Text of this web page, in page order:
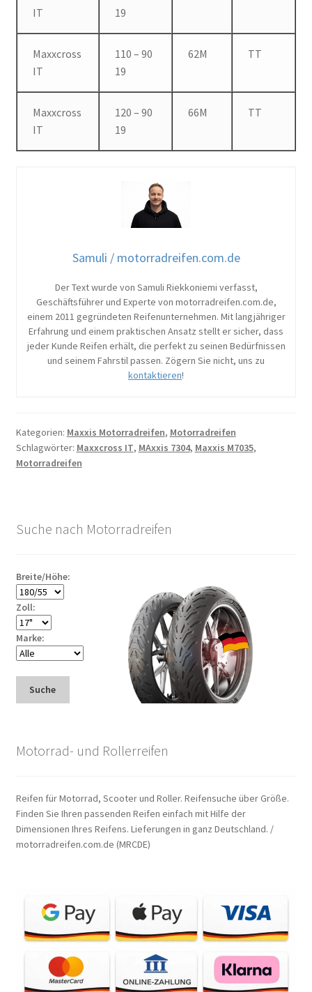
IT
19
Maxxcross
IT
110 – 90
19
62M TT
Maxxcross
IT
120 – 90
19
66M TT
Samuli / motorradreifen.com.de
Der Text wurde von Samuli Riekkoniemi verfasst,
Geschäftsführer und Experte von motorradreifen.com.de,
einem 2011 gegründeten Reifenunternehmen. Mit langjähriger
Erfahrung und einem praktischen Ansatz stellt er sicher, dass
jeder Kunde Reifen erhält, die perfekt zu seinen Bedürfnissen
und seinem Fahrstil passen. Zögern Sie nicht, uns zu
kontaktieren!
Kategorien: Maxxis Motorradreifen, Motorradreifen
Schlagwörter: Maxxcross IT, MAxxis 7304, Maxxis M7035,
Motorradreifen
Suche nach Motorradreifen
Breite/Höhe:
Zoll:
Marke:
Suche
Motorrad- und Rollerreifen
Reifen für Motorrad, Scooter und Roller. Reifensuche über Größe.
Finden Sie Ihren passenden Reifen einfach mit Hilfe der
Dimensionen Ihres Reifens. Lieferungen in ganz Deutschland. /
motorradreifen.com.de (MRCDE)